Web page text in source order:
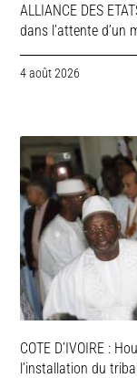
ALLIANCE DES
dans l’attente d’un
4 août 2026
COTE D’IVOIRE :
l’installation du